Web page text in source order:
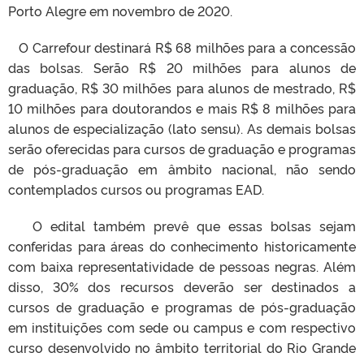
Porto Alegre em novembro de 2020.
O Carrefour destinará R$ 68 milhões para a concessão
das bolsas. Serão R$ 20 milhões para alunos de
graduação, R$ 30 milhões para alunos de mestrado, R$
10 milhões para doutorandos e mais R$ 8 milhões para
alunos de especialização (lato sensu). As demais bolsas
serão oferecidas para cursos de graduação e programas
de pós-graduação em âmbito nacional, não sendo
contemplados cursos ou programas EAD.
O edital também prevê que essas bolsas sejam
conferidas para áreas do conhecimento historicamente
com baixa representatividade de pessoas negras. Além
disso, 30% dos recursos deverão ser destinados a
cursos de graduação e programas de pós-graduação
em instituições com sede ou campus e com respectivo
curso desenvolvido no âmbito territorial do Rio Grande